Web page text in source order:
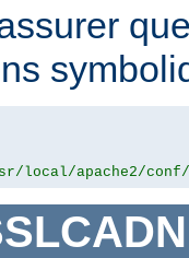
local/apache2/